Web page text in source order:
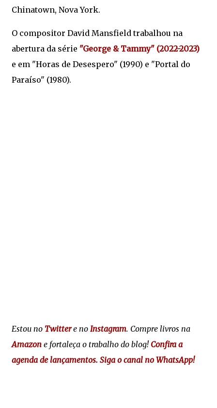
Chinatown, Nova York.
O compositor David Mansfield trabalhou na
abertura da série "George & Tammy" (2022-2023)
e em "Horas de Desespero" (1990) e "Portal do
Paraíso" (1980).
Estou no Twittere no Instagram. Compre livros na
Amazon e fortaleça o trabalho do blog! Confira a
agenda de lançamentos. Siga o canal no WhatsApp!